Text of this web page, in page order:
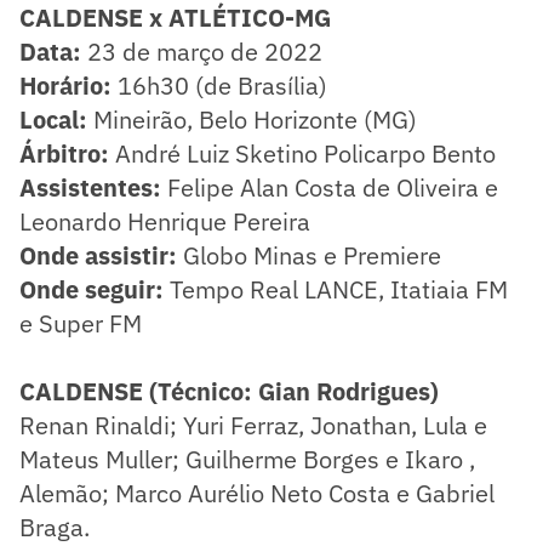
CALDENSE x ATLÉTICO-MG
Data: 23 de março de 2022
Horário: 16h30 (de Brasília)
Local: Mineirão, Belo Horizonte (MG)
Árbitro: André Luiz Sketino Policarpo Bento
Assistentes: Felipe Alan Costa de Oliveira e
Leonardo Henrique Pereira
Onde assistir: Globo Minas e Premiere
Onde seguir: Tempo Real LANCE, Itatiaia FM
e Super FM
CALDENSE (Técnico: Gian Rodrigues)
Renan Rinaldi; Yuri Ferraz, Jonathan, Lula e
Mateus Muller; Guilherme Borges e Ikaro ,
Alemão; Marco Aurélio Neto Costa e Gabriel
Braga.